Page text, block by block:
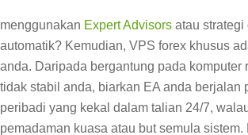
menggunakan Expert Advisors atau strategi
automatik? Kemudian, VPS forex khusus
anda. Daripada bergantung pada komputer
tidak stabil anda, biarkan EA anda berjalan
peribadi yang kekal dalam talian 24/7,
pemadaman kuasa atau but semula